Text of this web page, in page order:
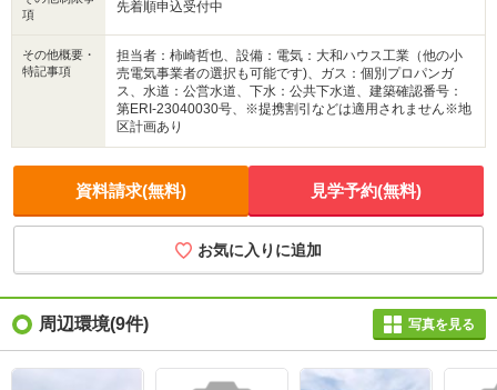
項
先着順申込受付中
その他概要・
特記事項
担当者：柿崎哲也、設備：電気：大和ハウス工業（他の小
売電気事業者の選択も可能です)、ガス：個別プロパンガ
ス、水道：公営水道、下水：公共下水道、建築確認番号：
第ERI-23040030号、※提携割引などは適用されません※地
区計画あり
資料請求(無料) 見学予約(無料)
お気に入りに追加
周辺環境(9件) 写真を見る